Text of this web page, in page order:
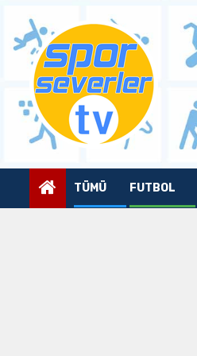
content
TÜMÜ FUTBOL